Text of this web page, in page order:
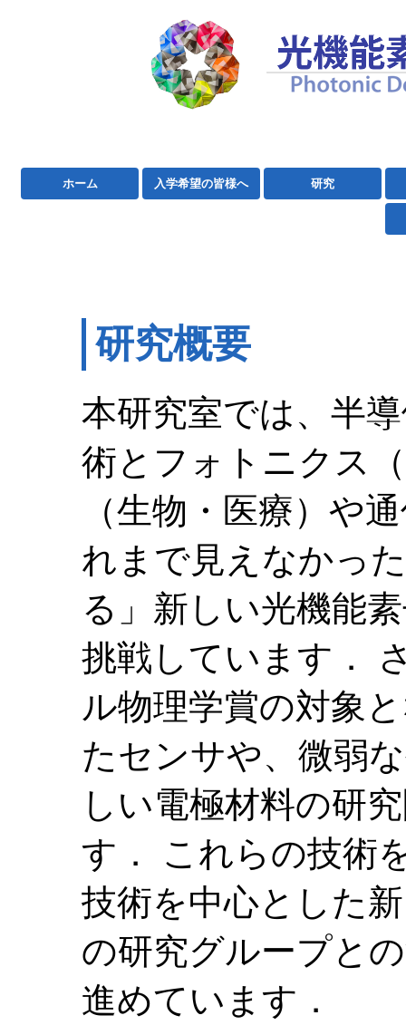
ホーム 入学希望の皆様へ 研究
研究概要
本研究室では、半
術とフォトニクス
（生物・医療）や
れまで見えなかっ
る」新しい光機能
挑戦しています．
ル物理学賞の対象
たセンサや、微弱
しい電極材料の研
す． これらの技術
技術を中心とした
の研究グループと
進めています．